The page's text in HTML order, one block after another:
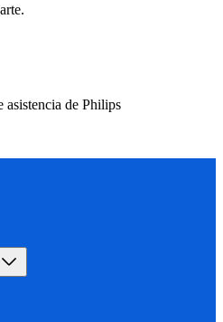
asistencia de Philips